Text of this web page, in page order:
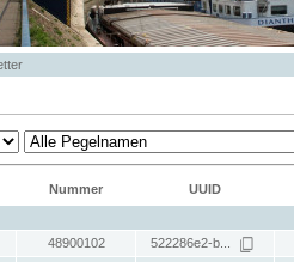
Nummer UUID
48900102 522286e2-b...